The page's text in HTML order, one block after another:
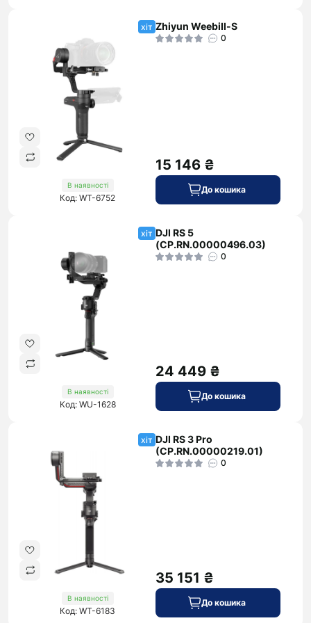
хіт
В наявності
Код: WT-6752
Zhiyun Weebill-S
0
15 146 ₴
До кошика
хіт
В наявності
Код: WU-1628
DJI RS 5
(CP.RN.00000496.03)
0
24 449 ₴
До кошика
хіт
В наявності
Код: WT-6183
DJI RS 3 Pro
(CP.RN.00000219.01)
0
35 151 ₴
До кошика